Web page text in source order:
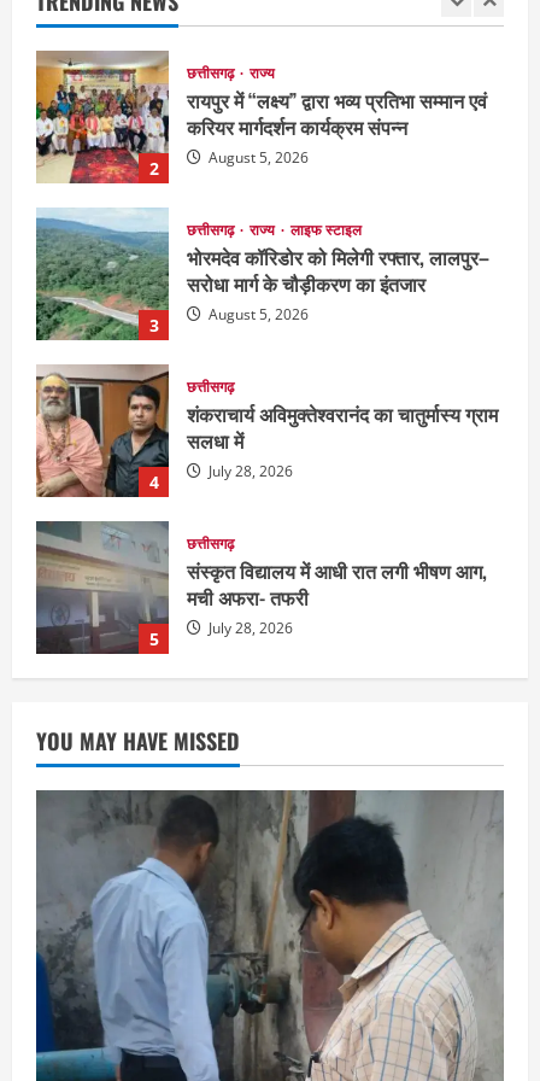
2
3
छत्तीसगढ़ राज्य
भोरमदेव कॉरिडोर को मिलेगी रफ्तार, लालपुर–
सरोधा मार्ग के चौड़ीकरण का इंतजार
August 5, 2026
4
छत्तीसगढ़
शंकराचार्य अविमुक्तेश्वरानंद का चातुर्मास्य ग्राम
सलधा में
July 28, 2026
5
छत्तीसगढ़
संस्कृत विद्यालय में आधी रात लगी भीषण आग,
मची अफरा- तफरी
July 28, 2026
1
दुनिया राज्य
ग्रेटर नोएडा में दूषित पानी पीने से 100 से ज्यादा
लोग बीमार
August 6, 2026
2
रायपुर में “लक्ष्य” द्वारा भव्य प्रतिभा सम्मान एवं
करियर मार्गदर्शन कार्यक्रम संपन्न
3
छत्तीसगढ़ राज्य लाइफ स्टाइल
भोरमदेव कॉरिडोर को मिलेगी रफ्तार, लालपुर–
सरोधा मार्ग के चौड़ीकरण का इंतजार
August 5, 2026
छत्तीसगढ़
शंकराचार्य अविमुक्तेश्वरानंद का चातुर्मास्य ग्राम
सलधा में
YOU MAY HAVE MISSED